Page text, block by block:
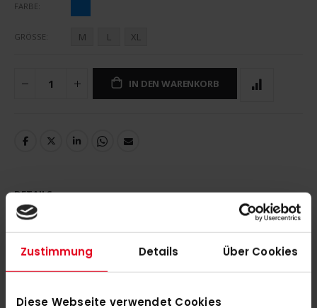
Zustimmung Details Über Cookies
Diese Webseite verwendet Cookies
FARBE
GRÖSSE M L XL
IN DEN WARENKORB
DETAILS
ADIDAS SC Victoria Track Jacket Damen Royalblau blue